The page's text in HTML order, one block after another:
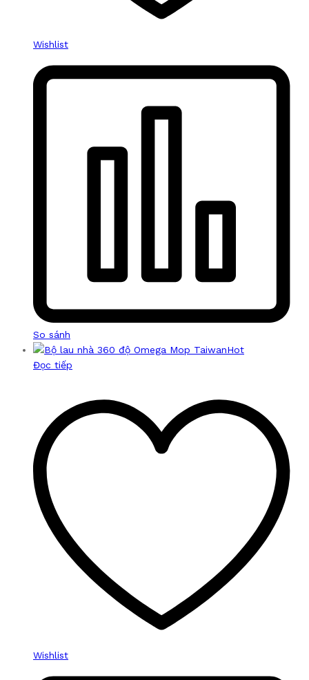
Wishlist
So sánh
Hot
Đọc tiếp
Wishlist